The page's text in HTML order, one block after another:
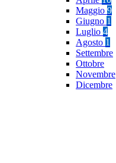
Maggio 9
Giugno 1
Luglio 4
Agosto 1
Settembre
Ottobre
Novembre
Dicembre